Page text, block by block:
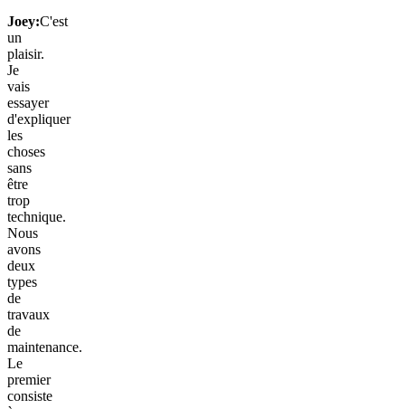
Joey:C'est
un
plaisir.
Je
vais
essayer
d'expliquer
les
choses
sans
être
trop
technique.
Nous
avons
deux
types
de
travaux
de
maintenance.
Le
premier
consiste